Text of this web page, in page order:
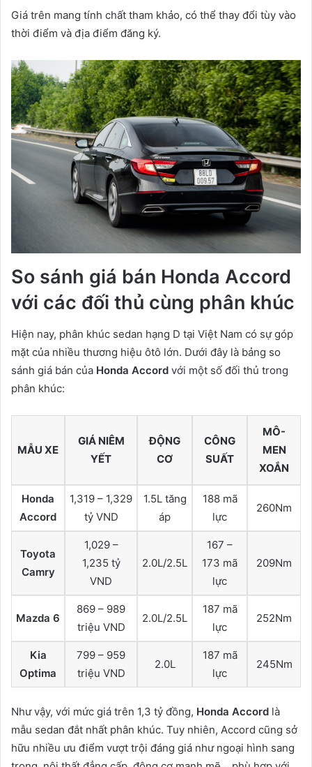
Giá trên mang tính chất tham khảo, có thể thay đổi tùy vào
thời điểm và địa điểm đăng ký.
So sánh giá bán Honda Accord
với các đối thủ cùng phân khúc
Hiện nay, phân khúc sedan hạng D tại Việt Nam có sự góp
mặt của nhiều thương hiệu ôtô lớn. Dưới đây là bảng so
sánh giá bán của Honda Accord với một số đối thủ trong
phân khúc:
MẪU XE
GIÁ NIÊM
YẾT
ĐỘNG
CƠ
CÔNG
SUẤT
MÔ-
MEN
XOẮN
Honda
Accord
1,319 – 1,329
tỷ VND
1.5L tăng
áp
188 mã
lực
260Nm
Toyota
Camry
1,029 –
1,235 tỷ
VND
2.0L/2.5L
167 –
173 mã
lực
209Nm
Mazda 6
869 – 989
triệu VND
2.0L/2.5L
187 mã
lực
252Nm
Kia
Optima
799 – 959
triệu VND
2.0L
187 mã
lực
245Nm
Như vậy, với mức giá trên 1,3 tỷ đồng, Honda Accord là
mẫu sedan đắt nhất phân khúc. Tuy nhiên, Accord cũng sở
hữu nhiều ưu điểm vượt trội đáng giá như ngoại hình sang